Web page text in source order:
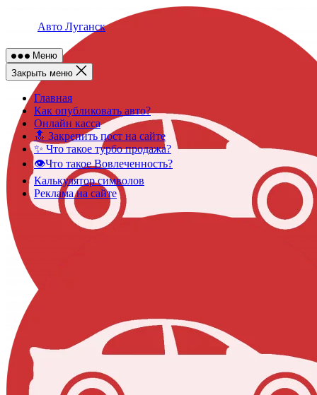
Авто Луганск
Меню
Закрыть меню
Главная
Как опубликовать авто?
Онлайн касса
🔝 Закрепить пост на сайте
✨ Что такое турбо продажа?
👁️Что такое Вовлеченность?
Калькулятор символов
Реклама на сайте